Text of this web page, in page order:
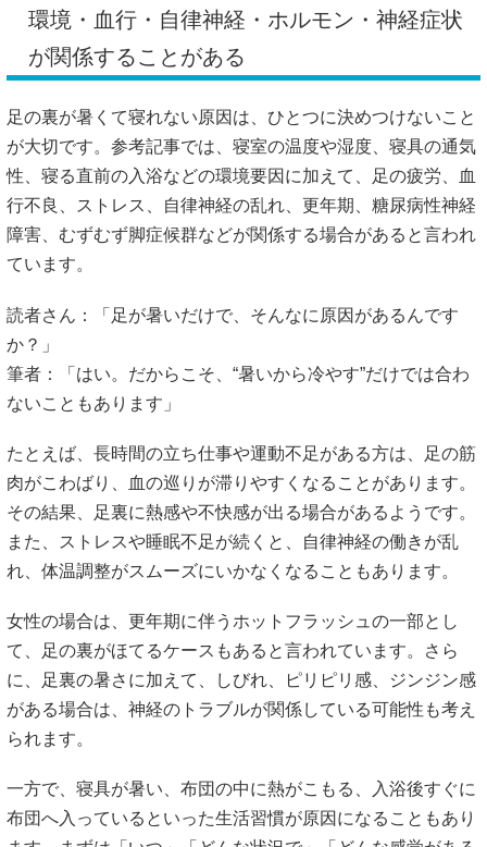
障害、むずむず脚症候群などが関係する場合があると言われ
ています。
読者さん：「足が暑いだけで、そんなに原因があるんです
か？」
筆者：「はい。だからこそ、“暑いから冷やす”だけでは合わ
ないこともあります」
たとえば、長時間の立ち仕事や運動不足がある方は、足の筋
肉がこわばり、血の巡りが滞りやすくなることがあります。
その結果、足裏に熱感や不快感が出る場合があるようです。
れ、体温調整がスムーズにいかなくなることもあります。
女性の場合は、更年期に伴うホットフラッシュの一部とし
て、足の裏がほてるケースもあると言われています。さら
に、足裏の暑さに加えて、しびれ、ピリピリ感、ジンジン感
がある場合は、神経のトラブルが関係している可能性も考え
られます。
一方で、寝具が暑い、布団の中に熱がこもる、入浴後すぐに
布団へ入っているといった生活習慣が原因になることもあり
ます。まずは「いつ」「どんな状況で」「どんな感覚がある
か」を整理すると、対策の方向性が見えやすくなります。
https://fujisawaseitai.com/case-blog/hot-feet-at-night-causes-
and-remedies/
https://www.nishikawa1566.com/column/sleep/
https://medicalnote.jp/symptoms/